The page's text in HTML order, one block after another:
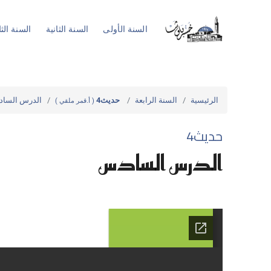
السنة الأولى السنة الثانية السنة
الرئيسية السنة الرابعة حديث4 ( أ.قمر ملقي ) الدرس
حديث4
الدرس السادس